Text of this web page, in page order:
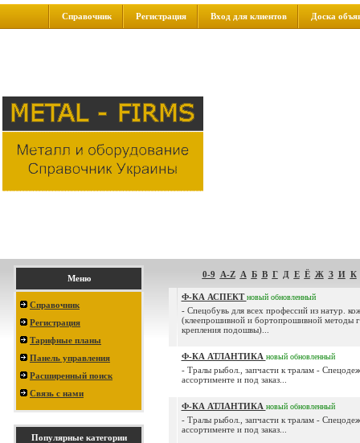
Справочник Регистрация Вход для клиентов Доска
Меню
Справочник
Регистрация
Тарифные планы
Панель управления
Расширенный поиск
Связь с нами
Популярные категории
0-9 A-Z А Б В Г Д Е Ё Ж З И К
Ф-КА АСПЕКТновый обновленный
- Спецобувь для всех профессий из натур.
(клеепрошивной и бортопрошивной методы
крепления подошвы)...
Ф-КА АТЛАНТИКА новый обновленный
- Тралы рыбол., запчасти к тралам -
ассортименте и под заказ...
Ф-КА АТЛАНТИКА новый обновленный
- Тралы рыбол., запчасти к тралам -
ассортименте и под заказ...